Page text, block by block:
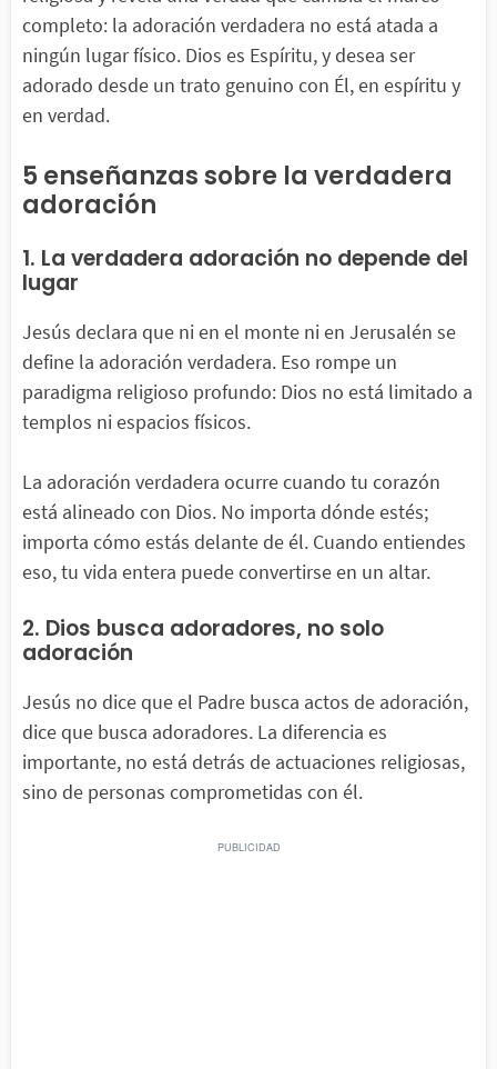
completo: la adoración verdadera no está atada a
ningún lugar físico. Dios es Espíritu, y desea ser
adorado desde un trato genuino con Él, en espíritu y
en verdad.
5 enseñanzas sobre la verdadera
adoración
1. La verdadera adoración no depende del
lugar
Jesús declara que ni en el monte ni en Jerusalén se
define la adoración verdadera. Eso rompe un
paradigma religioso profundo: Dios no está limitado a
templos ni espacios físicos.
La adoración verdadera ocurre cuando tu corazón
está alineado con Dios. No importa dónde estés;
importa cómo estás delante de él. Cuando entiendes
eso, tu vida entera puede convertirse en un altar.
2. Dios busca adoradores, no solo
adoración
Jesús no dice que el Padre busca actos de adoración,
dice que busca adoradores. La diferencia es
importante, no está detrás de actuaciones religiosas,
sino de personas comprometidas con él.